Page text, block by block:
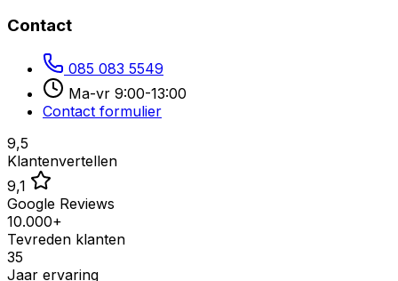
Contact
085 083 5549
Ma-vr 9:00-13:00
Contact formulier
9,5
Klantenvertellen
9,1
Google Reviews
10.000+
Tevreden klanten
35
Jaar ervaring